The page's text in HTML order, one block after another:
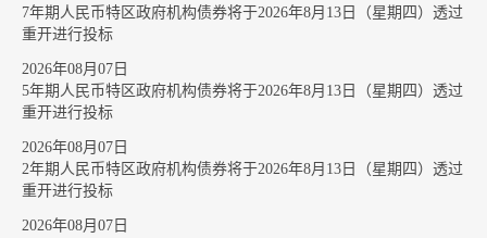
7年期人民币特区政府机构债券将于2026年8月13日（星期四）透过
重开进行投标
2026年08月07日
5年期人民币特区政府机构债券将于2026年8月13日（星期四）透过
重开进行投标
2026年08月07日
2年期人民币特区政府机构债券将于2026年8月13日（星期四）透过
重开进行投标
2026年08月07日